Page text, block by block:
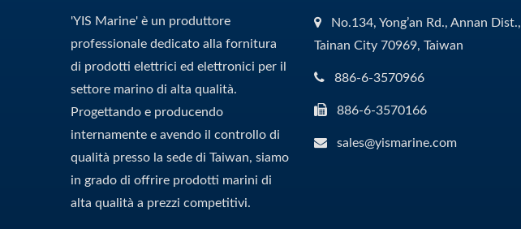
'YIS Marine' è un produttore
professionale dedicato alla fornitura
di prodotti elettrici ed elettronici per il
settore marino di alta qualità.
Progettando e producendo
internamente e avendo il controllo di
qualità presso la sede di Taiwan, siamo
in grado di offrire prodotti marini di
alta qualità a prezzi competitivi.
No.134, Yong’an Rd., Annan Dist.,
Tainan City 70969, Taiwan
886-6-3570966
886-6-3570166
sales@yismarine.com